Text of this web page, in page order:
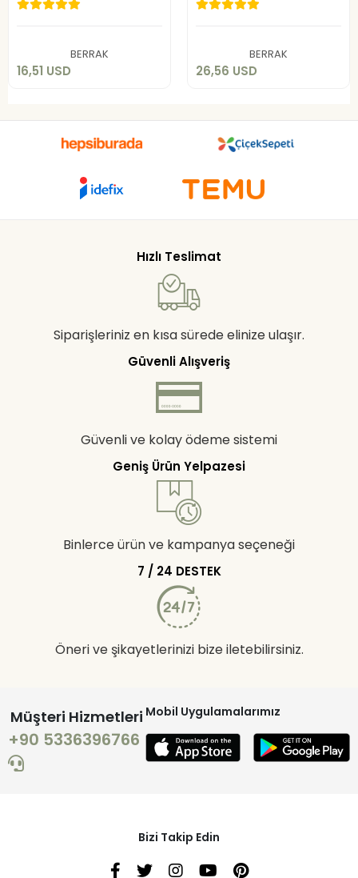
BERRAK
16,51 USD
16,51 USD
BERRAK
26,56 USD
26,56 USD
Hızlı Teslimat
Siparişleriniz en kısa sürede elinize ulaşır.
Güvenli Alışveriş
Güvenli ve kolay ödeme sistemi
Geniş Ürün Yelpazesi
Binlerce ürün ve kampanya seçeneği
7 / 24 DESTEK
Öneri ve şikayetlerinizi bize iletebilirsiniz.
Müşteri Hizmetleri
+90 5336396766
Mobil Uygulamalarımız
Bizi Takip Edin